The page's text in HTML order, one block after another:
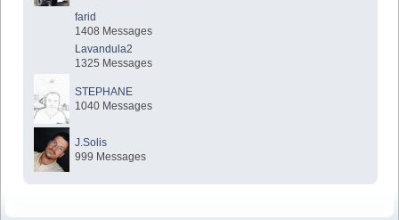
farid
1408 Messages
Lavandula2
1325 Messages
STEPHANE
1040 Messages
J.Solis
999 Messages